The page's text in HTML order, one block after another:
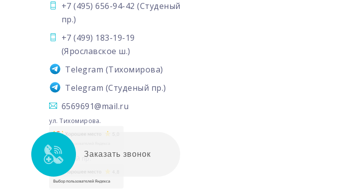
+7 (495) 656-94-42 (Студеный
пр.)
+7 (499) 183-19-19
(Ярославское ш.)
Telegram (Тихомирова)
Telegram (Студеный пр.)
6569691@mail.ru
ул. Тихомирова.
Студеный пр.
Заказать звонок